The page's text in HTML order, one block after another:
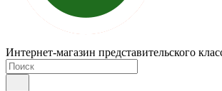
Интернет-магазин представительского